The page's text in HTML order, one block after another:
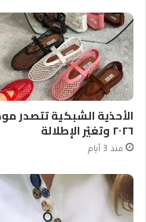
الأحذية الشبكية تتصدر
٢٠٢٦ وتغيّر الإطلالة
منذ 3 أيام